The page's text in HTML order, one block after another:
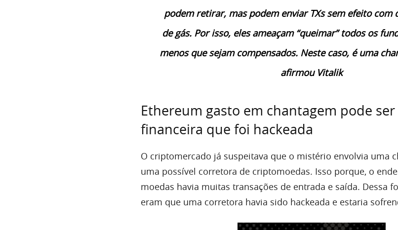
podem retirar, mas podem enviar TXs sem efeito com
de gás. Por isso, eles ameaçam “queimar” todos os
menos que sejam compensados. Neste caso, é uma
afirmou Vitalik
Ethereum gasto em chantagem pode
financeira que foi hackeada
O criptomercado já suspeitava que o mistério envolvia uma
uma possível corretora de criptomoedas. Isso porque, o
moedas havia muitas transações de entrada e saída. Dessa
eram que uma corretora havia sido hackeada e estaria